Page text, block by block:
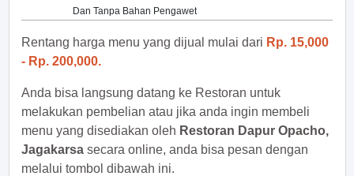
Dan Tanpa Bahan Pengawet
Rentang harga menu yang dijual mulai dari Rp. 15,000
- Rp. 200,000.
Anda bisa langsung datang ke Restoran untuk
melakukan pembelian atau jika anda ingin membeli
menu yang disediakan oleh Restoran Dapur Opacho,
Jagakarsa secara online, anda bisa pesan dengan
melalui tombol dibawah ini.